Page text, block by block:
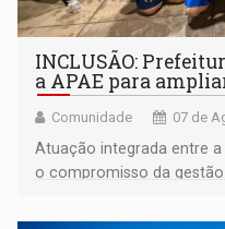
INCLUSÃO:
a APAE para
Comunidade 07 de
Atuação integrada entre
o compromisso da